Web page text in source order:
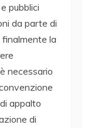
pubblici
da parte di
la
necessario
appalto
di